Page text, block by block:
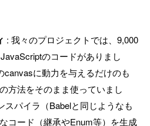
: 我々のプロジェクトでは、9,000
のコードがありまし
canvasに動力を与えるだけのも
方法をそのまま使っていまし
スパイラ（Babelと同じようなも
コード（継承やEnum等）を生成